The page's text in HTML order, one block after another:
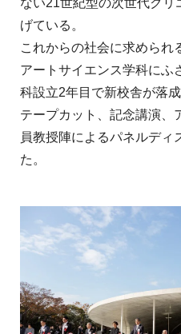
げている。
これからの社会に求められ
アートサイエンス学科にふ
科設立2年目で新校舎が落
テープカット、記念講演、
員教授陣によるパネルディ
た。